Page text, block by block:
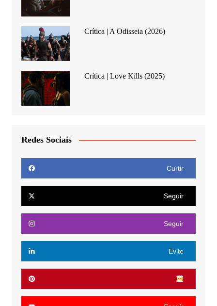
Crítica | A Odisseia (2026)
Crítica | Love Kills (2025)
Redes Sociais
Curtir
Seguir
Seguir
Evite